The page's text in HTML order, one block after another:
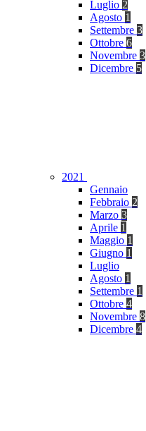
Luglio 2
Agosto 1
Settembre 3
Ottobre 6
Novembre 3
Dicembre 5
2021
Gennaio
Febbraio 2
Marzo 3
Aprile 1
Maggio 1
Giugno 1
Luglio
Agosto 1
Settembre 1
Ottobre 4
Novembre 8
Dicembre 4